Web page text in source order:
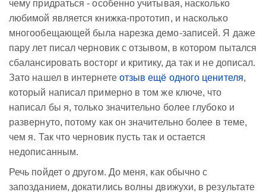
чему придраться - особенно учитывая, насколько
любимой является книжка-прототип, и насколько
многообещающей была нарезка демо-записей. Я даже
пару лет писал черновик с отзывом, в котором пытался
сбалансировать восторг и критику, да так и не дописал.
Зато нашел в интернете отзыв ещё одного ценителя,
который написал примерно в том же ключе, что
написал бы я, только значительно более глубоко и
развернуто, потому как он значительно более в теме,
чем я. Так что черновик пусть так и остается
недописанным.
Речь пойдет о другом. До меня, как обычно с
запозданием, докатились волны движухи, в результате